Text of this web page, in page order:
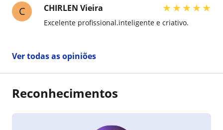
C CHIRLEN Vieira ★★★★★
Excelente profissional.inteligente e criativo.
Ver todas as opiniões
Reconhecimentos